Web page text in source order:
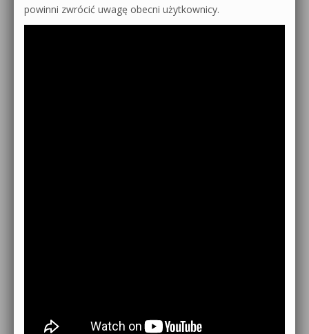
powinni zwrócić uwagę obecni użytkownicy.